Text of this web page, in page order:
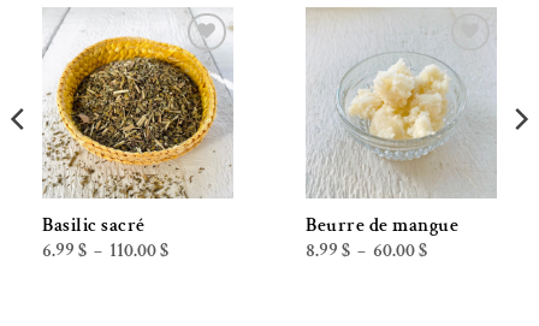
Ajouter à la liste de souhaits
Basilic sacré
6.99 $ – 110.00$Plage
Ajouter à la liste de souhaits
Beurre de mangue
8.99 $ – 60.00$Plage